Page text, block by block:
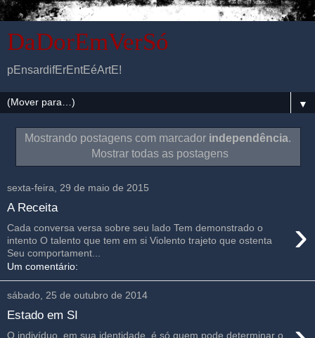
DaDorEmVerSó
pEnsardifErEntEéArtE!
▼
Mostrando postagens com marcador independência.
Mostrar todas as postagens
sexta-feira, 29 de maio de 2015
A Receita
›
Cada conversa versa sobre seu lado Tem demonstrado o
intento O talento que tem em si Violento trajeto que ostenta
Seu comportament...
Um comentário:
sábado, 25 de outubro de 2014
Estado em SI
O indivíduo, em sua identidade, é só quem pode determinar o